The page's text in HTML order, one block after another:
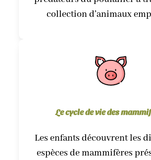
collection d’animaux
Le cycle de vie des
Les enfants découvrent les
espèces de mammifères